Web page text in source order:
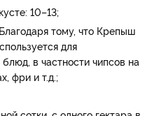
10–13;
тому, что Крепыш
для
в частности чипсов на
фри и т.д.;